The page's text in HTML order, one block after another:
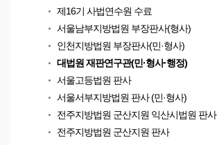
제16기 사법연수원 수료
서울남부지방법원 부장판사(형사)
인천지방법원 부장판사(민·형사)
대법원 재판연구관(민·형사·행정)
서울고등법원 판사
서울서부지방법원 판사 (민·형사)
전주지방법원 군산지원 익산시법원 판사
전주지방법원 군산지원 판사